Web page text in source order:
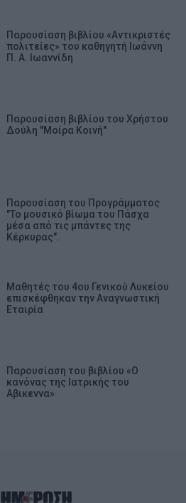
Παρουσίαση βιβλίου «Αντικριστές
πολιτείες» του καθηγητή Ιωάννη
Π. Α. Ιωαννίδη
Παρουσίαση βιβλίου του Χρήστου
Δούλη "Μοίρα Κοινή"
Παρουσίαση του Προγράμματος
"Το μουσικό βίωμα του Πάσχα
μέσα από τις μπάντες της
Κέρκυρας".
Μαθητές του 4ου Γενικού Λυκείου
επισκέφθηκαν την Αναγνωστική
Εταιρία
Παρουσίαση του βιβλίου «Ο
κανόνας της Ιατρικής του
Αβικεννα»